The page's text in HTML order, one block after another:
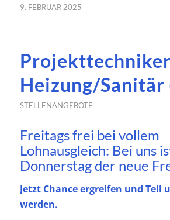
9. FEBRUAR 2025
Projekttechniker
Heizung/Sanitär
STELLENANGEBOTE
Freitags frei bei vollem
Lohnausgleich: Bei uns
Donnerstag der neue
Jetzt Chance ergreifen und Teil
werden.